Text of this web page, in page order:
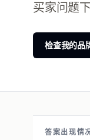
买家问题
检查我的品
答案出现情